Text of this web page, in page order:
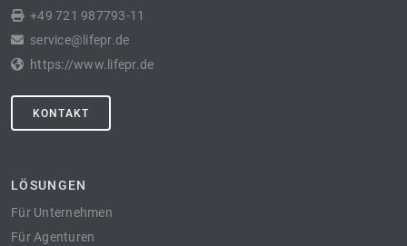
+49 721 987793-11
service@lifepr.de
https://www.lifepr.de
KONTAKT
LÖSUNGEN
Für Unternehmen
Für Agenturen